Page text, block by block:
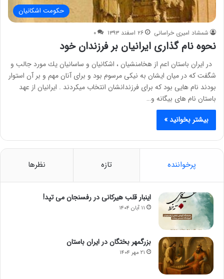
حکومت اشکانیان
شمشاد امیری خراسانی ۲۶ اسفند ۱۳۹۳ ۰
نحوه ﻧﺎﻡ ﮔﺬﺍﺭﻯ ایرانیان ﺑﺮ ﻓﺮﺯﻧﺪﺍﻥ خود
ﺩﺭ ﺍﻳﺮﺍﻥ ﺑﺎﺳﺘﺎﻥ ﺍﻋﻢ ﺍﺯ ﻫﺨﺎﻣﻨﺸﻴﺎﻥ ، ﺍﺷﻜﺎﻧﻴﺎﻥ ﻭ ﺳﺎﺳﺎﻧﻴﺎﻥ ﻳﻚ ﻣﻮﺭﺩ ﺟﺎﻟﺐ ﻭ
ﺷﮕﻔﺖ ﻛﻪ ﺩﺭ ﻣﻴﺎﻥ ﺍﻳﺸﺎﻥ ﺑﻪ ﻧﻴﻜﻰ ﻣﺮﺳﻮﻡ ﺑﻮﺩ ﻭ ﺑﺮﺍﻯ ﺁﻧﺎﻥ ﻣﻬﻢ ﻭ ﺑﺮ ﺁﻥ ﺍﺳﺘﻮﺍﺭ
ﺑﻮﺩﻧﺪ ﻧﺎﻡ ﻫﺎﻳﻰ ﺑﻮﺩ ﻛﻪ ﺑﺮﺍﻯ ﻓﺮﺯﻧﺪﺍﻧﺸﺎﻥ ﺍﻧﺘﺨﺎﺏ ﻣﻴﻜﺮﺩﻧﺪ . ﺍﻳﺮﺍﻧﻴﺎﻥ ﺍﺯ ﻋﻬﺪ
ﺑﺎﺳﺘﺎﻥ ﻧﺎﻡ ﻫﺎﻯ ﺑﻴﮕﺎﻧﻪ ﻭ…
بیشتر بخوانید »
پرخواننده تازه نظرها
اینبار قلب هیرکانی در رفسنجان می تپد!
۱۱ آبان ۱۴۰۴
بزرگمهر بختگان در ایران باستان
۲۱ مهر ۱۴۰۴